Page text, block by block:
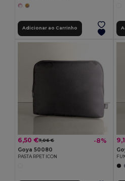
Adicionar ao Carrinho
6,50 €7,06 € -8%
Goya 50080
PASTA RPET ICON